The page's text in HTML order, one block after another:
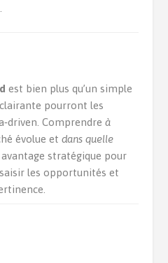
est bien plus qu’un simple
pourront les
Comprendreà
évolue etdans quelle
stratégique pour
les opportunités et